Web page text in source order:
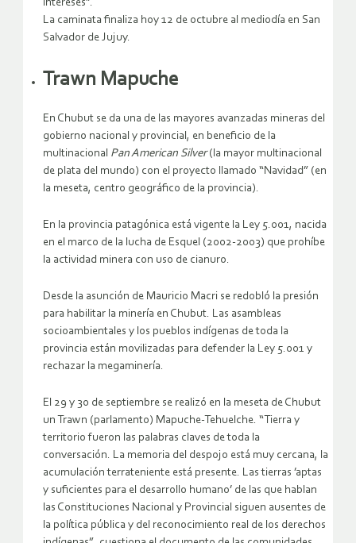
intereses”.
La caminata finaliza hoy 12 de octubre al mediodía en San
Salvador de Jujuy.
Trawn Mapuche
En Chubut se da una de las mayores avanzadas mineras del
gobierno nacional y provincial, en beneficio de la
multinacional Pan American Silver(la mayor multinacional
de plata del mundo) con el proyecto llamado “Navidad” (en
la meseta, centro geográfico de la provincia).
En la provincia patagónica está vigente la Ley 5.001, nacida
en el marco de la lucha de Esquel (2002-2003) que prohíbe
la actividad minera con uso de cianuro.
Desde la asunción de Mauricio Macri se redobló la presión
para habilitar la minería en Chubut. Las asambleas
socioambientales y los pueblos indígenas de toda la
provincia están movilizadas para defender la Ley 5.001 y
rechazar la megaminería.
El 29 y 30 de septiembre se realizó en la meseta de Chubut
un Trawn (parlamento) Mapuche-Tehuelche. “Tierra y
territorio fueron las palabras claves de toda la
conversación. La memoria del despojo está muy cercana, la
acumulación terrateniente está presente. Las tierras ’aptas
y suficientes para el desarrollo humano’ de las que hablan
las Constituciones Nacional y Provincial siguen ausentes de
la política pública y del reconocimiento real de los derechos